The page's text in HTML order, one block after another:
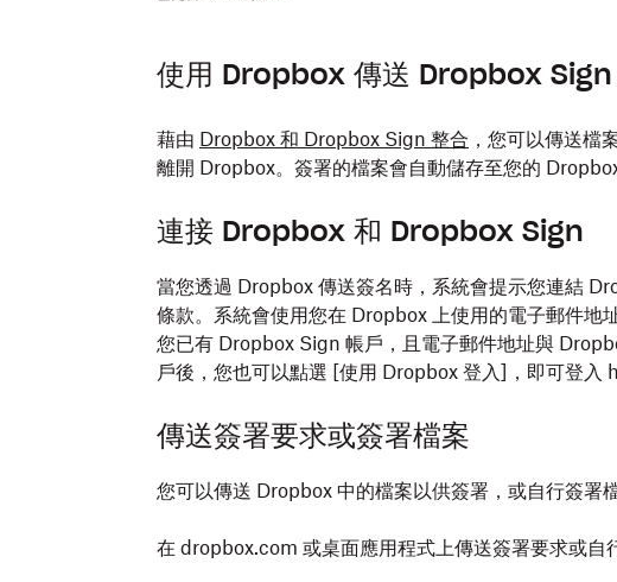
使用 Dropbox 傳送 Dropbox Sign
藉由 Dropbox 和 Dropbox Sign 整合 ，您可以傳送檔
離開 Dropbox。簽署的檔案會自動儲存至您的 Dropbox
連接 Dropbox 和 Dropbox Sign
當您透過 Dropbox 傳送簽名時，系統會提示您連結
條款。系統會使用您在 Dropbox 上使用的電子郵件
您已有 Dropbox Sign 帳戶，且電子郵件地址與
戶後，您也可以點選 [使用 Dropbox 登入] ，即可登入
傳送簽署要求或簽署檔案
您可以傳送 Dropbox 中的檔案以供簽署，或自行簽署檔
在 dropbox.com 或桌面應用程式上傳送簽署要求或自